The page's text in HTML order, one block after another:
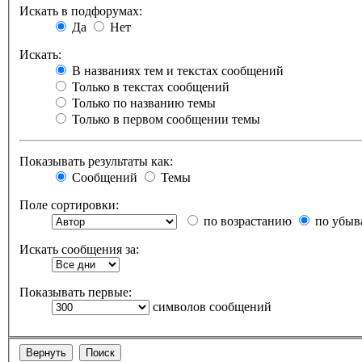
Искать в подфорумах:
Да
Нет
Искать:
В названиях тем и текстах сообщений
Только в текстах сообщений
Только по названию темы
Только в первом сообщении темы
Показывать результаты как:
Сообщений
Темы
Поле сортировки:
по возрастанию
по
Искать сообщения за:
Показывать первые:
символов сообщений